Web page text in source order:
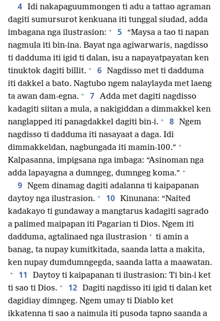
4 Idi nakapaguummongen ti adu a tattao agraman
dagiti sumursurot kenkuana iti tunggal siudad, adda
imbagana nga ilustrasion: + 5
“Maysa a tao ti napan
nagmula iti bin-ina. Bayat nga agiwarwaris, nagdisso
ti dadduma iti igid ti dalan, isu a napayatpayatan ken
tinuktok dagiti billit. + 6 Nagdisso met ti dadduma
iti dakkel a bato. Nagtubo ngem nalaylayda met laeng
ta awan dam-egna. + 7 Adda met dagiti nagdisso
kadagiti siitan a mula, a nakigiddan a dimmakkel ken
nanglapped iti panagdakkel dagiti bin-i. + 8 Ngem
nagdisso ti dadduma iti nasayaat a daga. Idi
dimmakkeldan, nagbungada iti mamin-100.” +
Kalpasanna, impigsana nga imbaga: “Asinoman nga
adda lapayagna a dumngeg, dumngeg koma.” +
9 Ngem dinamag dagiti adalanna ti kaipapanan
daytoy nga ilustrasion. + 10 Kinunana: “Naited
kadakayo ti gundaway a mangtarus kadagiti sagrado
a palimed maipapan iti Pagarian ti Dios. Ngem iti
dadduma, agtalinaed nga ilustrasion + ti amin a
banag, ta nupay kumitkitada, saanda latta a makita,
ken nupay dumdumngegda, saanda latta a maawatan.
+ 11
Daytoy ti kaipapanan ti ilustrasion: Ti bin-i ket
ti sao ti Dios. + 12 Dagiti nagdisso iti igid ti dalan ket
dagidiay dimngeg. Ngem umay ti Diablo ket
ikkatenna ti sao a naimula iti pusoda tapno saanda a